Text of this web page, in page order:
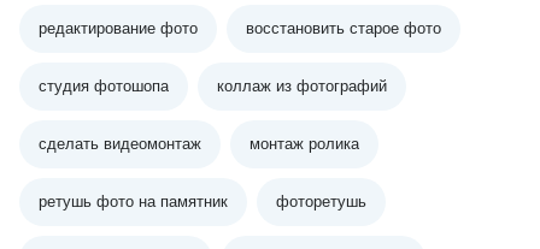
редактирование фото восстановить старое фото
студия фотошопа коллаж из фотографий
сделать видеомонтаж монтаж ролика
ретушь фото на памятник фоторетушь